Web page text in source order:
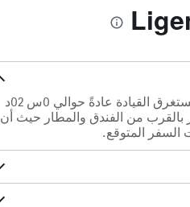
ضمن مسافة 3.7 كم بين Ligena Hotel وأقرب مطار، مطار بوريسبيل، تستغرق القيادة عادةً حوالي 0س 02د
بالقرب من الفندق والمطار حيث أن
المتوقع.